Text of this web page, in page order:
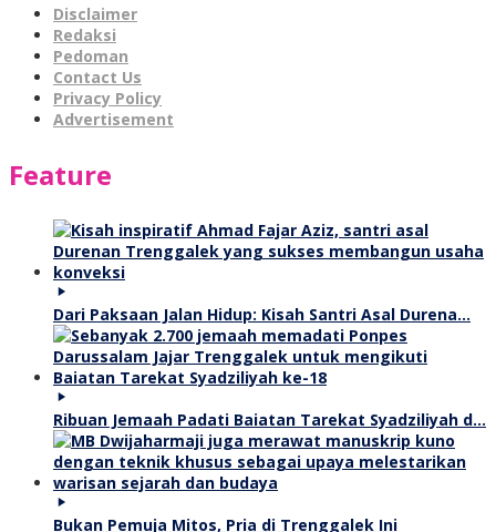
Disclaimer
Redaksi
Pedoman
Contact Us
Privacy Policy
Advertisement
Feature
Dari Paksaan Jalan Hidup: Kisah Santri Asal Durena…
Ribuan Jemaah Padati Baiatan Tarekat Syadziliyah d…
Bukan Pemuja Mitos, Pria di Trenggalek Ini